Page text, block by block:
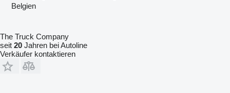
Belgien
The Truck Company
seit 20 Jahren bei Autoline
Verkäufer kontaktieren